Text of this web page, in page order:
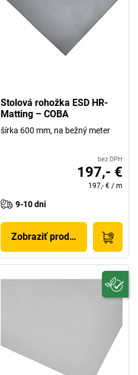
Stolová rohožka ESD HR-
Matting – COBA
šírka 600 mm, na bežný meter
bez DPH
197,- €
197,- € / m
9-10 dni
Zobraziť produkt